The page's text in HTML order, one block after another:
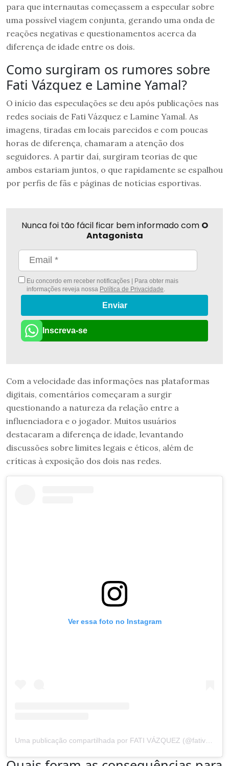
para que internautas começassem a especular sobre
uma possível viagem conjunta, gerando uma onda de
reações negativas e questionamentos acerca da
diferença de idade entre os dois.
Como surgiram os rumores sobre
Fati Vázquez e Lamine Yamal?
O início das especulações se deu após publicações nas
redes sociais de Fati Vázquez e Lamine Yamal. As
imagens, tiradas em locais parecidos e com poucas
horas de diferença, chamaram a atenção dos
seguidores. A partir daí, surgiram teorias de que
ambos estariam juntos, o que rapidamente se espalhou
por perfis de fãs e páginas de notícias esportivas.
Nunca foi tão fácil ficar bem informado com O
Antagonista
Eu concordo em receber notificações | Para obter mais
informações reveja nossa Política de Privacidade
Enviar
Inscreva-se
Com a velocidade das informações nas plataformas
digitais, comentários começaram a surgir
questionando a natureza da relação entre a
influenciadora e o jogador. Muitos usuários
destacaram a diferença de idade, levantando
discussões sobre limites legais e éticos, além de
críticas à exposição dos dois nas redes.
Ver essa foto no Instagram